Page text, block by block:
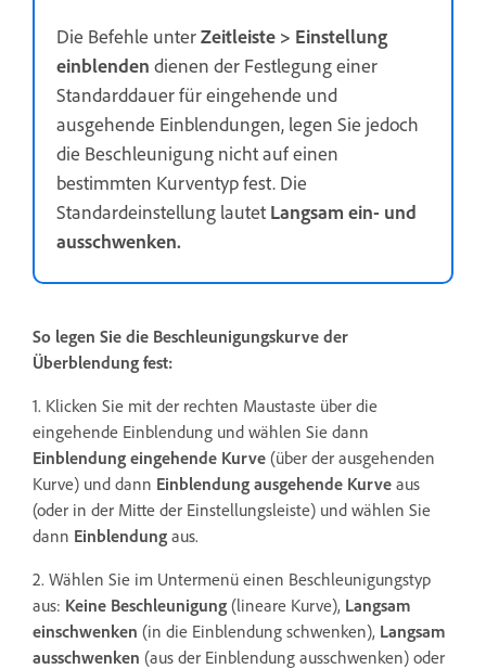
Die Befehle unterZeitleiste > Einstellung
einblenden dienen der Festlegung einer
Standarddauer für eingehende und
ausgehende Einblendungen, legen Sie jedoch
die Beschleunigung nicht auf einen
bestimmten Kurventyp fest. Die
Standardeinstellung lautet Langsam ein- und
ausschwenken.
So legen Sie die Beschleunigungskurve der
Überblendung fest:
1. Klicken Sie mit der rechten Maustaste über die
eingehende Einblendung und wählen Sie dann
Einblendung eingehende Kurve (über der ausgehenden
Kurve) und dann Einblendung ausgehende Kurve aus
(oder in der Mitte der Einstellungsleiste) und wählen Sie
dann Einblendung aus.
2. Wählen Sie im Untermenü einen Beschleunigungstyp
aus: Keine Beschleunigung (lineare Kurve), Langsam
einschwenken (in die Einblendung schwenken), Langsam
ausschwenken (aus der Einblendung ausschwenken) oder